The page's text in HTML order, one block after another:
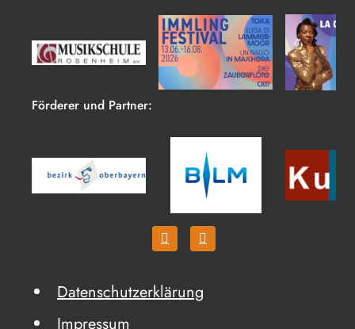
Förderer und Partner:
Datenschutzerklärung
Impressum